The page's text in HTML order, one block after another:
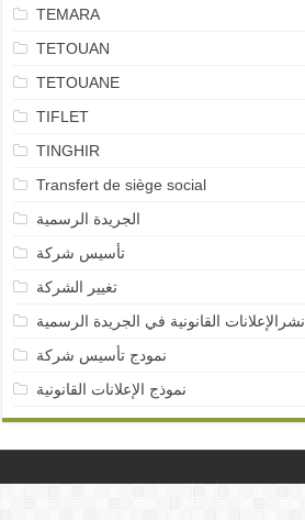
TEMARA
TETOUAN
TETOUANE
TIFLET
TINGHIR
Transfert de siège social
الجريدة الرسمية
تأسيس شركة
تغيير الشركة
نشرالإعلانات القانونية في الجريدة الرسمية
نمودج تأسيس شركة
نموذج الإعلانات القانونية